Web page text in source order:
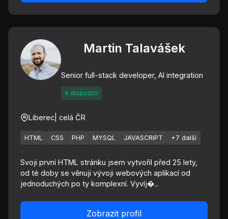
Martin Talavášek
Senior full-stack developer, AI integration
k dispozici
Liberec | celá ČR
HTML CSS PHP MYSQL JAVASCRIPT +7 další
Svoji první HTML stránku jsem vytvořil před 25 lety,
od té doby se věnuji vývoji webových aplikací od
jednoduchých po ty komplexní. Vyvíj�...
Zobrazit profil